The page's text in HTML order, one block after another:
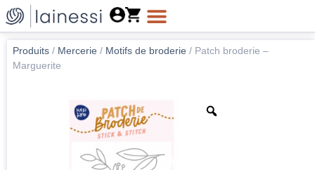
Produits / Mercerie / Motifs de broderie / Patch broderie –
Marguerite